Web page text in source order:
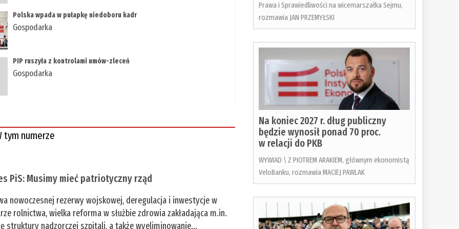
Polska wpada w pułapkę niedoboru kadr
Gospodarka
PIP ruszyła z kontrolami umów-zleceń
Gospodarka
tym numerze
PiS: Musimy mieć patriotyczny rząd
nowoczesnej rezerwy wojskowej, deregulacja i inwestycje w
rolnictwa, wielka reforma w służbie zdrowia zakładająca m.in.
struktury nadzorczej szpitali, a także wyeliminowanie...
Prawa i Sprawiedliwości na wicemarszałka Sejmu,
rozmawia JAN PRZEMYŁSKI
Na koniec 2027 r. dług publiczny
będzie wynosił ponad 70 proc.
w relacji do PKB
WYWIAD \ Z PIOTREM ARAKIEM, głównym ekonomistą
VeloBanku, rozmawia MACIEJ PAWLAK